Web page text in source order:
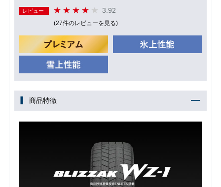
レビュー 3.92
(27件のレビューを見る)
商品特徴